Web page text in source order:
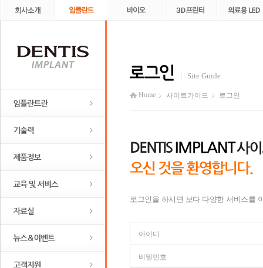
Site Guide
Home 사이트가이드 로그인
로그인을 하시면 보다 다양한 서비스를
아이디
비밀번호